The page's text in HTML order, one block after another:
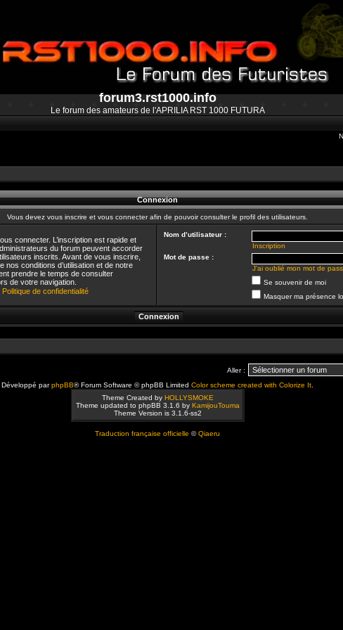
forum3.rst1000.info
Le forum des amateurs de l'APRILIA RST 1000 FUTURA
Connexion
Vous devez vous inscrire et vous connecter afin de pouvoir consulter le profil des utilisateurs.
connecter. L’inscription est rapide et
du forum peuvent accorder
inscrits. Avant de vous inscrire,
conditions d’utilisation et de notre
prendre le temps de consulter
de votre navigation.
Politique de confidentialité
Nom d’utilisateur :
Inscription
Mot de passe :
J’ai oublié mon mot de
Se souvenir de moi
Masquer ma présence
Aller :
Développé parphpBB® Forum Software © phpBB Limited Color scheme created with Colorize It
Theme Created by HOLLYSMOKE
Theme updated to phpBB 3.1.6 by KamijouTouma
Theme Version is 3.1.6-ss2
Traduction française officielle ©Qiaeru